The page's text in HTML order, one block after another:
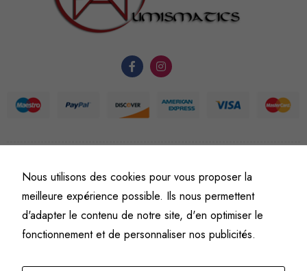
©Fine art numismatics– Tous droits réservés.
Politique de confidentialitéConditions générales de vente et d’utilisation
Mentions légales
Nous utilisons des cookies pour vous proposer la
meilleure expérience possible. Ils nous permettent
d'adapter le contenu de notre site, d'en optimiser le
fonctionnement et de personnaliser nos publicités.
nous
fonctionnalité
structure du
site Web, en
fonction de
l'usage qu'il
en est fait.